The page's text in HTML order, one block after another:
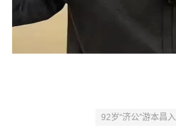
92岁“济公”游本昌